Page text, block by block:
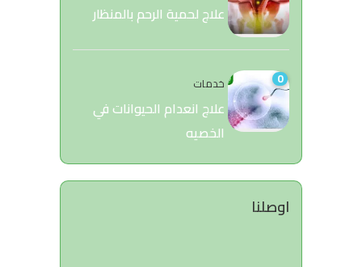
علاج لحمية الرحم بالمنظار
0 خدمات
علاج انعدام الحيوانات في
الخصيه
اوصلنا